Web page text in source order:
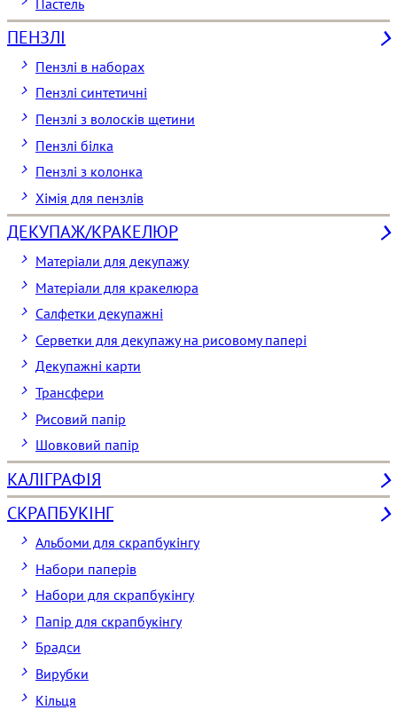
ПЕНЗЛІ
Пензлі в наборах
Пензлі синтетичні
Пензлі з волосків щетини
Пензлі білка
Пензлі з колонка
Хімія для пензлів
ДЕКУПАЖ/КРАКЕЛЮР
Матеріали для декупажу
Матеріали для кракелюра
Cалфетки декупажні
Серветки для декупажу на рисовому папері
Декупажні карти
Трансфери
Рисовий папір
Шовковий папір
КАЛІГРАФІЯ
СКРАПБУКІНГ
Альбоми для скрапбукінгу
Набори паперів
Набори для скрапбукінгу
Папір для скрапбукінгу
Брадси
Вирубки
Кільця